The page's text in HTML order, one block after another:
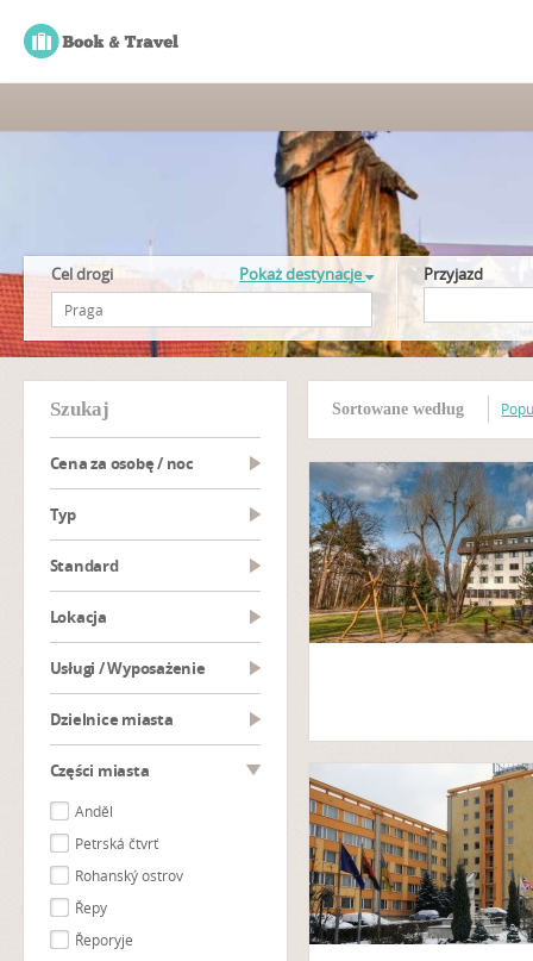
Cel drogi Pokaż destynacje Przyjazd
szukaj
Cena za osobę / noc
Typ
Standard
Lokacja
Usługi / Wyposażenie
Dzielnice miasta
Części miasta
Anděl
Petrská čtvrť
Rohanský ostrov
Řepy
Řeporyje
Sortowane według